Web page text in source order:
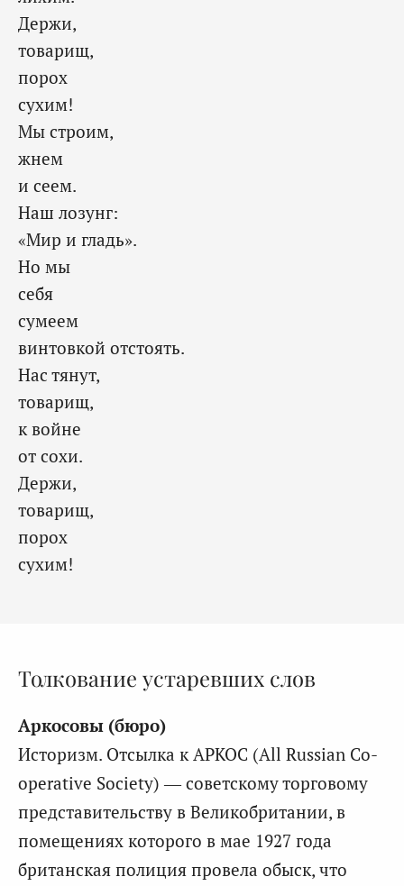
Держи,
товарищ,
порох
сухим!
Мы строим,
жнем
и сеем.
Наш лозунг:
«Мир и гладь».
Но мы
себя
сумеем
винтовкой отстоять.
Нас тянут,
товарищ,
к войне
от сохи.
Держи,
товарищ,
порох
сухим!
Толкование устаревших слов
Аркосовы (бюро)
Историзм. Отсылка к АРКОС (All Russian Co-
operative Society) — советскому торговому
представительству в Великобритании, в
помещениях которого в мае 1927 года
британская полиция провела обыск, что